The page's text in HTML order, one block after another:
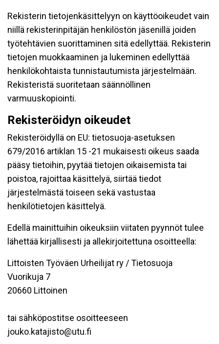
Rekisterin tietojenkäsittelyyn on käyttöoikeudet vain
niillä rekisterinpitäjän henkilöstön jäsenillä joiden
työtehtävien suorittaminen sitä edellyttää. Rekisterin
tietojen muokkaaminen ja lukeminen edellyttää
henkilökohtaista tunnistautumista järjestelmään.
Rekisteristä suoritetaan säännöllinen
varmuuskopiointi.
Rekisteröidyn oikeudet
Rekisteröidyllä on EU: tietosuoja-asetuksen
679/2016 artiklan 15 -21 mukaisesti oikeus saada
pääsy tietoihin, pyytää tietojen oikaisemista tai
poistoa, rajoittaa käsittelyä, siirtää tiedot
järjestelmästä toiseen sekä vastustaa
henkilötietojen käsittelyä.
Edellä mainittuihin oikeuksiin viitaten pyynnöt tulee
lähettää kirjallisesti ja allekirjoitettuna osoitteella:
Littoisten Työväen Urheilijat ry / Tietosuoja
Vuorikuja 7
20660 Littoinen
tai sähköpostitse osoitteeseen
jouko.katajisto@utu.fi